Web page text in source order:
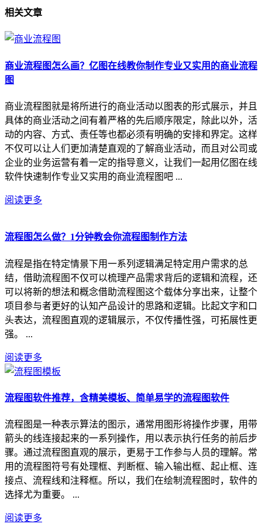
相关文章
商业流程图怎么画？亿图在线教你制作专业又实用的商业流程
图
商业流程图就是将所进行的商业活动以图表的形式展示，并且
具体的商业活动之间有着严格的先后顺序限定，除此以外，活
动的内容、方式、责任等也都必须有明确的安排和界定。这样
不仅可以让人们更加清楚直观的了解商业活动，而且对公司或
企业的业务运营有着一定的指导意义，让我们一起用亿图在线
软件快速制作专业又实用的商业流程图吧 ...
阅读更多
流程图怎么做？1分钟教会你流程图制作方法
流程是指在特定情景下用一系列逻辑满足特定用户需求的总
结，借助流程图不仅可以梳理产品需求背后的逻辑和流程，还
可以将新的想法和概念借助流程图这个载体分享出来，让整个
项目参与者更好的认知产品设计的思路和逻辑。比起文字和口
头表达，流程图直观的逻辑展示，不仅传播性强，可拓展性更
强。 ...
阅读更多
流程图软件推荐，含精美模板、简单易学的流程图软件
流程图是一种表示算法的图示，通常用图形将操作步骤，用带
箭头的线连接起来的一系列操作，用以表示执行任务的前后步
骤。通过流程图直观的展示，更易于工作参与人员的理解。常
用的流程图符号有处理框、判断框、输入输出框、起止框、连
接点、流程线和注释框。所以，我们在绘制流程图时，软件的
选择尤为重要。 ...
阅读更多